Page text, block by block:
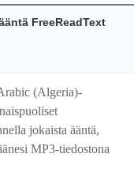
FreeReadText
(Algeria)-
jokaista ääntä,
MP3-tiedostona